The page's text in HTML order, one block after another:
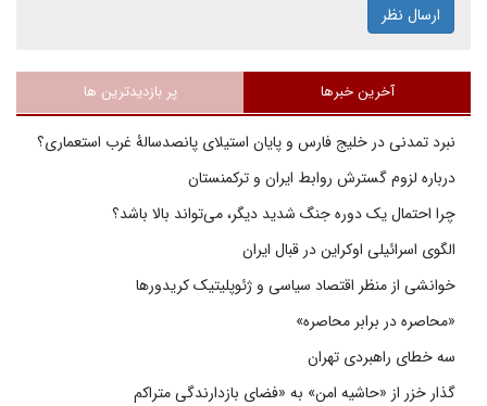
ارسال نظر
آخرین خبرها پر بازدیدترین ها
نبرد تمدنی در خلیج فارس و پایان استیلای پانصدسالۀ غرب استعماری؟
درباره لزوم گسترش روابط ایران و ترکمنستان
چرا احتمال یک دوره جنگ شدید دیگر، می‌تواند بالا باشد؟
الگوی اسرائیلی اوکراین در قبال ایران
خوانشی از منظر اقتصاد سیاسی و ژئوپلیتیک کریدورها
«محاصره در برابر محاصره»
سه خطای راهبردی تهران
گذار خزر از «حاشیه امن» به «فضای بازدارندگی متراکم